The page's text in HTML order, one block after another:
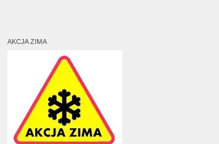
AKCJA ZIMA